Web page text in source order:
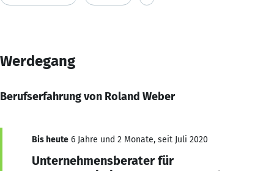
Werdegang
Berufserfahrung von Roland Weber
Bis heute 6 Jahre und 2 Monate, seit Juli 2020
Unternehmensberater für